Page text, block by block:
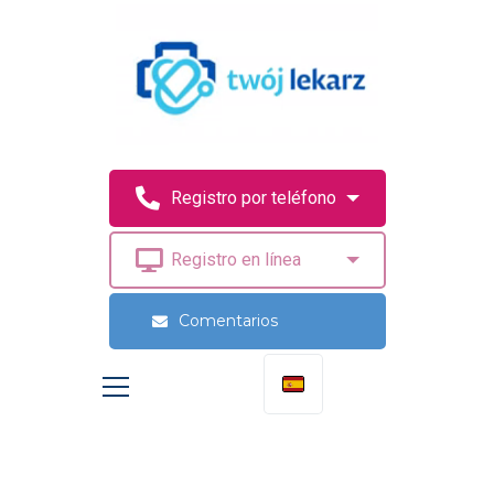
Comentarios